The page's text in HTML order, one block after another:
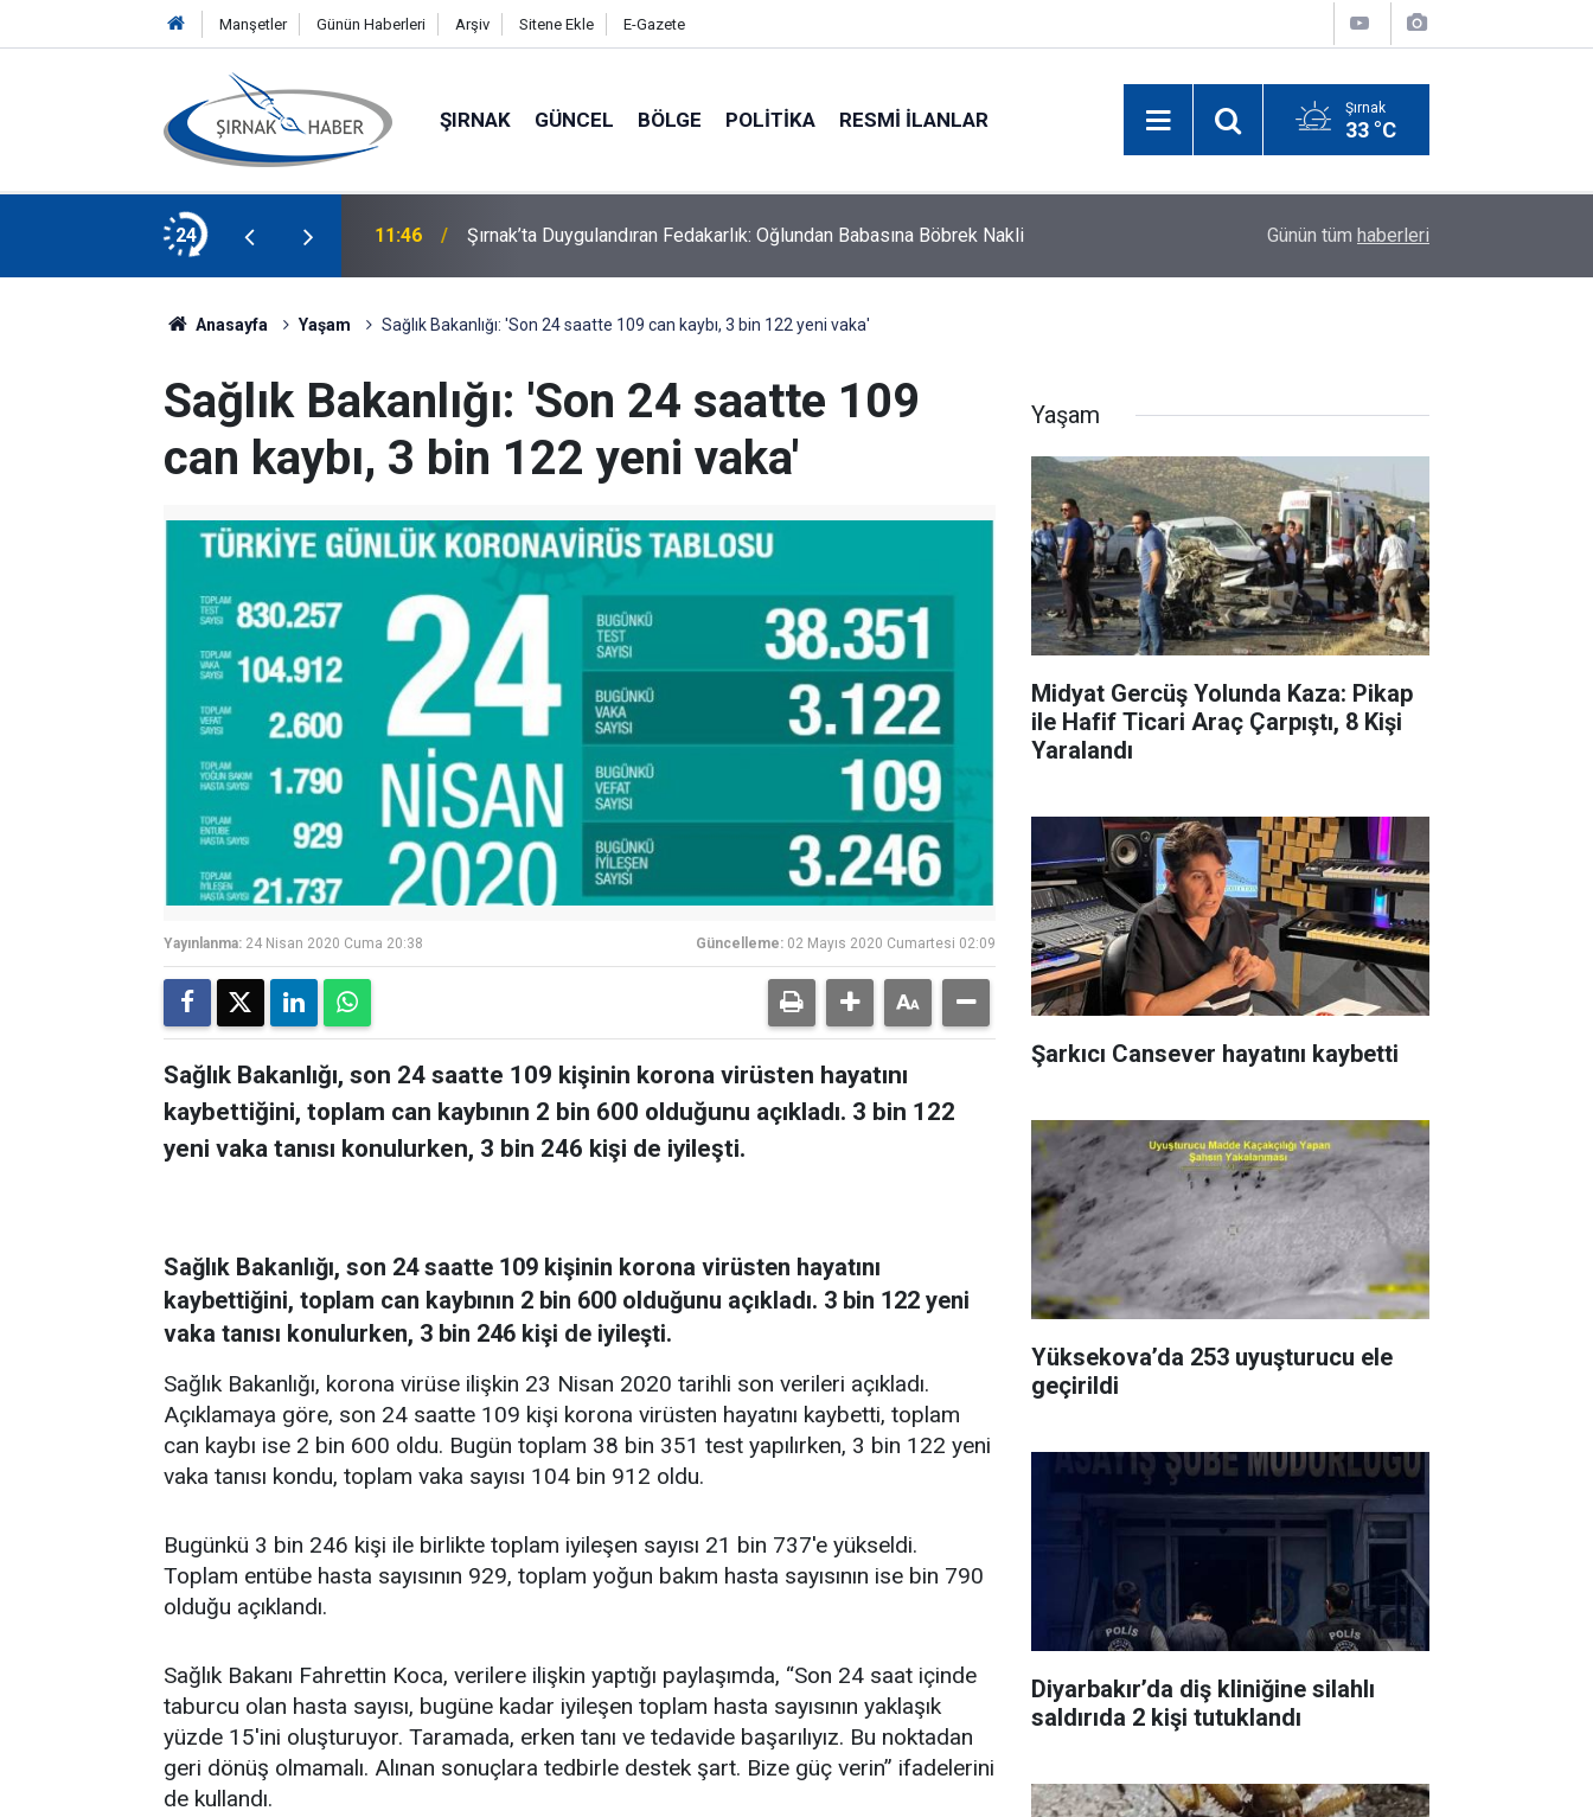
Manşetler Günün Haberleri Arşiv Sitene Ekle E-Gazete
ŞIRNAK GÜNCEL BÖLGE POLITIKA RESMI İLANLAR Şırnak
33 °C
24 11:46 Şırnak’ta Duygulandıran Fedakarlık: Oğlundan Babasına Böbrek Nakli
Yaralandı
Günün tüm haberleri
Anasayfa Yaşam Sağlık Bakanlığı: 'Son 24 saatte 109 can kaybı, 3 bin 122 yeni vaka'
Sağlık Bakanlığı: 'Son 24 saatte 109
can kaybı, 3 bin 122 yeni vaka'
Yayınlanma: 24 Nisan 2020 Cuma 20:38 Güncelleme: 02 Mayıs 2020 Cumartesi 02:09
Sağlık Bakanlığı, son 24 saatte 109 kişinin korona virüsten hayatını
kaybettiğini, toplam can kaybının 2 bin 600 olduğunu açıkladı. 3 bin 122
yeni vaka tanısı konulurken, 3 bin 246 kişi de iyileşti.
Sağlık Bakanlığı, son 24 saatte 109 kişinin korona virüsten hayatını
kaybettiğini, toplam can kaybının 2 bin 600 olduğunu açıkladı. 3 bin 122 yeni
vaka tanısı konulurken, 3 bin 246 kişi de iyileşti.
Sağlık Bakanlığı, korona virüse ilişkin 23 Nisan 2020 tarihli son verileri açıkladı.
Açıklamaya göre, son 24 saatte 109 kişi korona virüsten hayatını kaybetti, toplam
can kaybı ise 2 bin 600 oldu. Bugün toplam 38 bin 351 test yapılırken, 3 bin 122 yeni
vaka tanısı kondu, toplam vaka sayısı 104 bin 912 oldu.
Bugünkü 3 bin 246 kişi ile birlikte toplam iyileşen sayısı 21 bin 737'e yükseldi.
Toplam entübe hasta sayısının 929, toplam yoğun bakım hasta sayısının ise bin 790
olduğu açıklandı.
Sağlık Bakanı Fahrettin Koca, verilere ilişkin yaptığı paylaşımda, “Son 24 saat içinde
taburcu olan hasta sayısı, bugüne kadar iyileşen toplam hasta sayısının yaklaşık
yüzde 15'ini oluşturuyor. Taramada, erken tanı ve tedavide başarılıyız. Bu noktadan
geri dönüş olmamalı. Alınan sonuçlara tedbirle destek şart. Bize güç verin” ifadelerini
de kullandı.
Yaşam
Midyat Gercüş Yolunda Kaza: Pikap
ile Hafif Ticari Araç Çarpıştı, 8 Kişi
Yaralandı
Şarkıcı Cansever hayatını kaybetti
Yüksekova’da 253 uyuşturucu ele
geçirildi
Diyarbakır’da diş kliniğine silahlı
saldırıda 2 kişi tutuklandı